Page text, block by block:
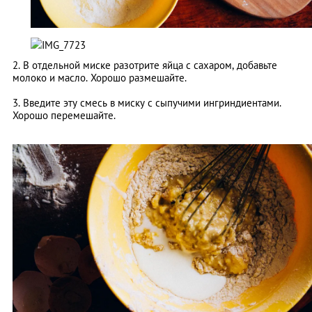
2. В отдельной миске разотрите яйца с сахаром, добавьте
молоко и масло. Хорошо размешайте.
3. Введите эту смесь в миску с сыпучими ингриндиентами.
Хорошо перемешайте.